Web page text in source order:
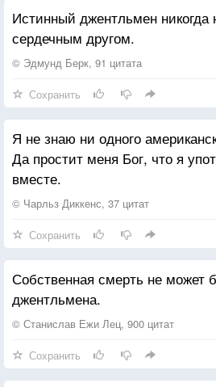
Истинный джентльмен никогда
сердечным другом.
© Эдмунд Берк, 91 цитата
Сохранить
Я не знаю ни одного
Да простит меня Бог, что я
вместе.
© Чарльз Диккенс, 37 цитат
Сохранить
Собственная смерть не может
джентльмена.
© Станислав Ежи Лец, 900 цитат
Сохранить